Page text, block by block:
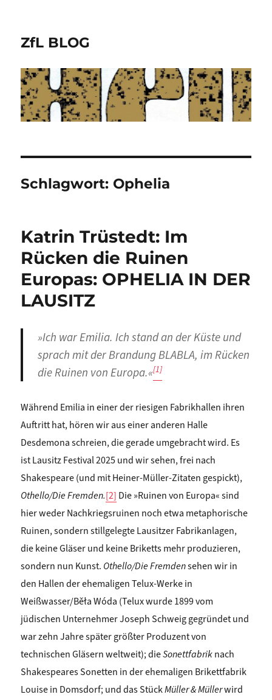
ZfL BLOG
Schlagwort: Ophelia
Katrin Trüstedt: Im
Rücken die Ruinen
Europas: OPHELIA IN DER
LAUSITZ
»Ich war Emilia. Ich stand an der Küste und
sprach mit der Brandung BLABLA, im Rücken
die Ruinen von Europa.«[1]
Während Emilia in einer der riesigen Fabrikhallen ihren
Auftritt hat, hören wir aus einer anderen Halle
Desdemona schreien, die gerade umgebracht wird. Es
ist Lausitz Festival 2025 und wir sehen, frei nach
Shakespeare (und mit Heiner-Müller-Zitaten gespickt),
Othello/Die Fremden.[2] Die »Ruinen von Europa« sind
hier weder Nachkriegsruinen noch etwa metaphorische
Ruinen, sondern stillgelegte Lausitzer Fabrikanlagen,
die keine Gläser und keine Briketts mehr produzieren,
sondern nun Kunst. Othello/Die Fremdensehen wir in
den Hallen der ehemaligen Telux-Werke in
Weißwasser/Běła Wóda (Telux wurde 1899 vom
jüdischen Unternehmer Joseph Schweig gegründet und
war zehn Jahre später größter Produzent von
technischen Gläsern weltweit); dieSonettfabriknach
Shakespeares Sonetten in der ehemaligen Brikettfabrik
Louise in Domsdorf; und das StückMüller & Müllerwird